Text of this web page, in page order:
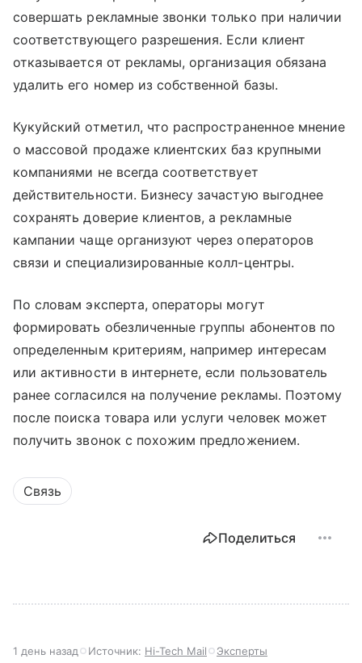
совершать рекламные звонки только при наличии
соответствующего разрешения. Если клиент
отказывается от рекламы, организация обязана
удалить его номер из собственной базы.
Кукуйский отметил, что распространенное мнение
о массовой продаже клиентских баз крупными
компаниями не всегда соответствует
действительности. Бизнесу зачастую выгоднее
сохранять доверие клиентов, а рекламные
кампании чаще организуют через операторов
связи и специализированные колл-центры.
По словам эксперта, операторы могут
формировать обезличенные группы абонентов по
определенным критериям, например интересам
или активности в интернете, если пользователь
ранее согласился на получение рекламы. Поэтому
после поиска товара или услуги человек может
получить звонок с похожим предложением.
Связь
Поделиться
1 день назад Источник: Hi-Tech Mail Эксперты